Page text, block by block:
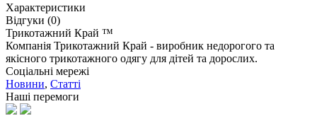
Характеристики
Відгуки (0)
Трикотажний Край ™
Компанія Трикотажний Край - виробник недорогого та
якісного трикотажного одягу для дітей та дорослих.
Соціальні мережі
Новини, Статті
Наші перемоги